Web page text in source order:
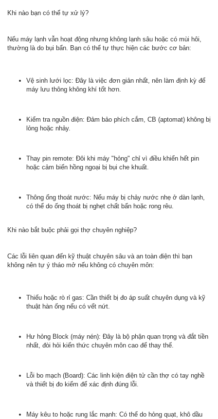
Khi nào bạn có thể tự xử lý?
Nếu máy lạnh vẫn hoạt động nhưng không lạnh sâu hoặc có mùi hôi,
thường là do bụi bẩn. Bạn có thể tự thực hiện các bước cơ bản:
Vệ sinh lưới lọc: Đây là việc đơn giản nhất, nên làm định kỳ để
máy lưu thông không khí tốt hơn.
Kiểm tra nguồn điện: Đảm bảo phích cắm, CB (aptomat) không bị
lỏng hoặc nhảy.
Thay pin remote: Đôi khi máy "hỏng" chỉ vì điều khiển hết pin
hoặc cảm biến hồng ngoại bị bụi che khuất.
Thông ống thoát nước: Nếu máy bị chảy nước nhẹ ở dàn lạnh,
có thể do ống thoát bị nghẹt chất bẩn hoặc rong rêu.
Khi nào bắt buộc phải gọi thợ chuyên nghiệp?
Các lỗi liên quan đến kỹ thuật chuyên sâu và an toàn điện thì bạn
không nên tự ý tháo mở nếu không có chuyên môn:
Thiếu hoặc rò rỉ gas: Cần thiết bị đo áp suất chuyên dụng và kỹ
thuật hàn ống nếu có vết nứt.
Hư hỏng Block (máy nén): Đây là bộ phận quan trọng và đắt tiền
nhất, đòi hỏi kiến thức chuyên môn cao để thay thế.
Lỗi bo mạch (Board): Các linh kiện điện tử cần thợ có tay nghề
và thiết bị đo kiểm để xác định đúng lỗi.
Máy kêu to hoặc rung lắc mạnh: Có thể do hỏng quạt, khô dầu